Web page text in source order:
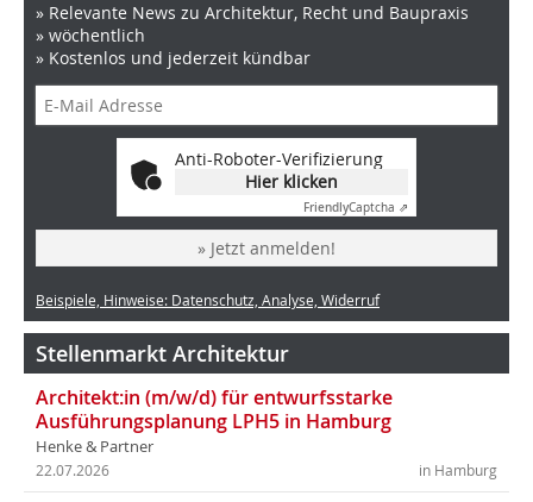
» Relevante News zu Architektur, Recht und Baupraxis
» wöchentlich
» Kostenlos und jederzeit kündbar
Anti-Roboter-Verifizierung
Hier klicken
FriendlyCaptcha ⇗
» Jetzt anmelden!
Beispiele, Hinweise: Datenschutz, Analyse, Widerruf
Stellenmarkt Architektur
Architekt:in (m/w/d) für entwurfsstarke
Ausführungsplanung LPH5 in Hamburg
Henke & Partner
in Hamburg
22.07.2026